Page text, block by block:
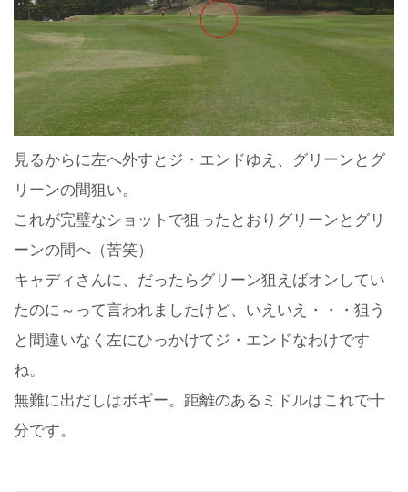
見るからに左へ外すとジ・エンドゆえ、グリーンとグ
リーンの間狙い。
これが完璧なショットで狙ったとおりグリーンとグリ
ーンの間へ（苦笑）
キャディさんに、だったらグリーン狙えばオンしてい
たのに～って言われましたけど、いえいえ・・・狙う
と間違いなく左にひっかけてジ・エンドなわけです
ね。
無難に出だしはボギー。距離のあるミドルはこれで十
分です。